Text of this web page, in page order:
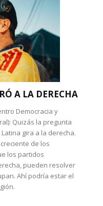
A LA DERECHA
Democracia y
Quizás la pregunta
gira a la derecha.
de los
los partidos
pueden resolver
Ahí podría estar el